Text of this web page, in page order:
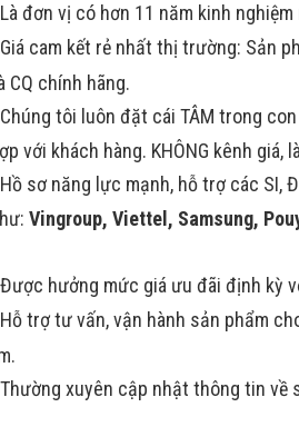
Là đơn vị có hơn 11 năm kinh
Giá cam kết rẻ nhất thị trường: Sản
CQ chính hãng.
Chúng tôi luôn đặt cái TÂM trong
với khách hàng. KHÔNG kênh
Hồ sơ năng lực mạnh, hỗ trợ các SI,
Vingroup, Viettel, Samsung,
Được hưởng mức giá ưu đãi định kỳ
Hỗ trợ tư vấn, vận hành sản phẩm
Thường xuyên cập nhật thông tin về